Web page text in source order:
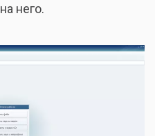
него.